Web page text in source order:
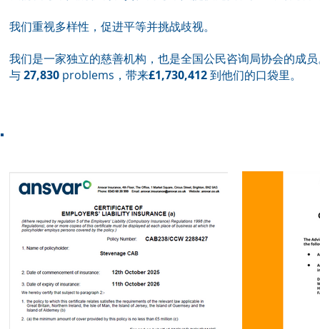
我们重视多样性，促进平等并挑战歧视。
我们是一家独立的慈善机构，也是全国公民咨询局协会的成
与27,830 problems，带来£1,730,412到他们的口袋里。